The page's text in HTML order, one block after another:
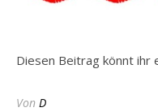
Diesen Beitrag könnt ihr
Von D